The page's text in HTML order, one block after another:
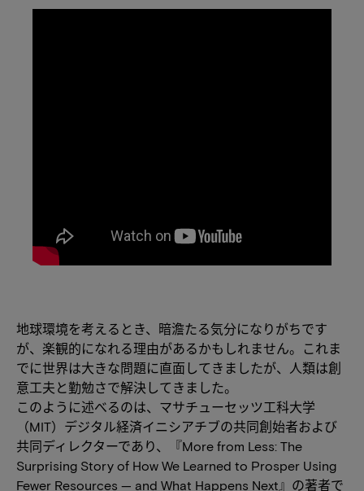
地球環境を考えるとき、暗澹たる気分になりがちです
が、楽観的になれる理由があるかもしれません。これま
でに世界は大きな問題に直面してきましたが、人類は創
意工夫と勤勉さで解決してきました。
このように述べるのは、マサチューセッツ工科大学
（MIT）デジタル経済イニシアチブの共同創始者および
共同ディレクターであり、『More from Less: The
Surprising Story of How We Learned to Prosper Using
Fewer Resources — and What Happens Next』の著者で